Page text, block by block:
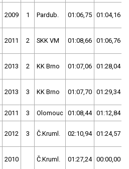
2009 1 Pardub. 01:06,75 01:04,16
2011 2 SKK VM 01:08,66 01:06,76
2013 2 KK Brno 01:07,06 01:28,04
2013 3 KK Brno 01:07,70 01:29,34
2011 3 Olomouc 01:08,44 01:12,84
2012 3 Č.Kruml. 02:10,94 01:24,57
2010 Č.Kruml. 01:27,24 00:00,00